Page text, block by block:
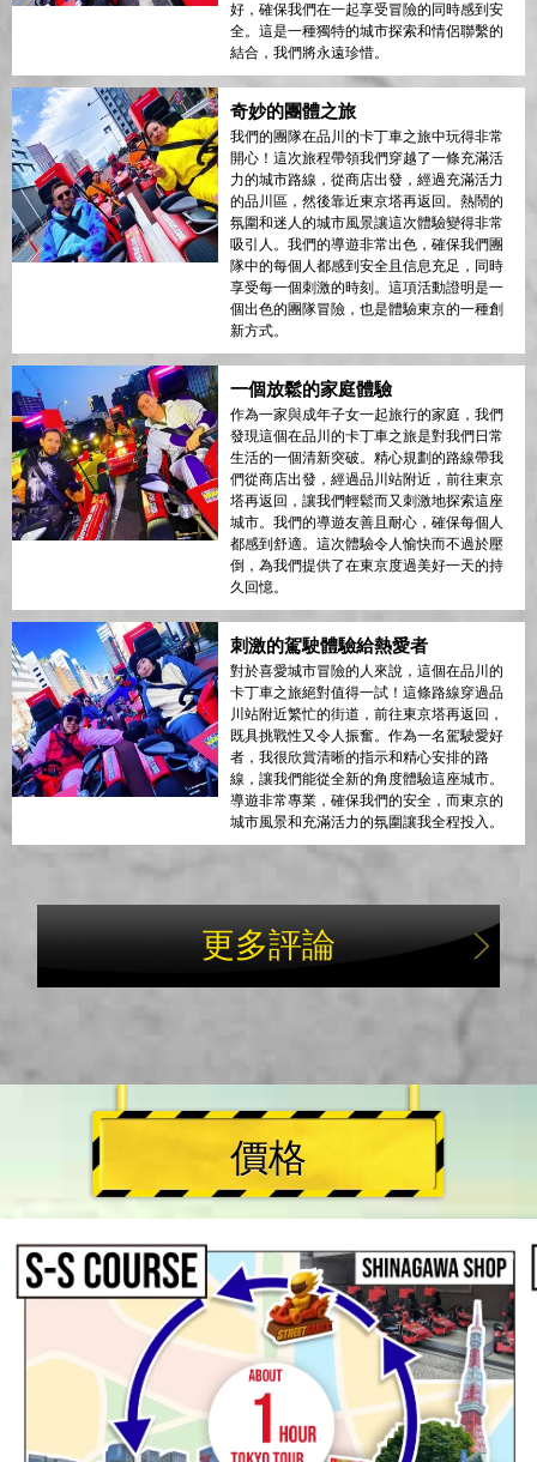
好，確保我們在一起享受冒險的同時感到安
全。這是一種獨特的城市探索和情侶聯繫的
結合，我們將永遠珍惜。
奇妙的團體之旅
我們的團隊在品川的卡丁車之旅中玩得非常
開心！這次旅程帶領我們穿越了一條充滿活
力的城市路線，從商店出發，經過充滿活力
的品川區，然後靠近東京塔再返回。熱鬧的
氛圍和迷人的城市風景讓這次體驗變得非常
吸引人。我們的導遊非常出色，確保我們團
隊中的每個人都感到安全且信息充足，同時
享受每一個刺激的時刻。這項活動證明是一
個出色的團隊冒險，也是體驗東京的一種創
新方式。
一個放鬆的家庭體驗
作為一家與成年子女一起旅行的家庭，我們
發現這個在品川的卡丁車之旅是對我們日常
生活的一個清新突破。精心規劃的路線帶我
們從商店出發，經過品川站附近，前往東京
塔再返回，讓我們輕鬆而又刺激地探索這座
城市。我們的導遊友善且耐心，確保每個人
都感到舒適。這次體驗令人愉快而不過於壓
倒，為我們提供了在東京度過美好一天的持
久回憶。
刺激的駕駛體驗給熱愛者
對於喜愛城市冒險的人來說，這個在品川的
卡丁車之旅絕對值得一試！這條路線穿過品
川站附近繁忙的街道，前往東京塔再返回，
既具挑戰性又令人振奮。作為一名駕駛愛好
者，我很欣賞清晰的指示和精心安排的路
線，讓我們能從全新的角度體驗這座城市。
導遊非常專業，確保我們的安全，而東京的
城市風景和充滿活力的氛圍讓我全程投入。
更多評論
價格